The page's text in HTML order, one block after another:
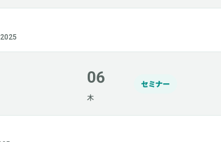
2025
06
木
セミナー